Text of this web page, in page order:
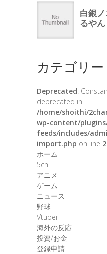
カテゴリー
Deprecated:
deprecated in
/home/shoithi/
wp-content/
feeds/includes/
import.php on line
ホーム
5ch
アニメ
ゲーム
ニュース
野球
Vtuber
海外の反応
投資/お金
登録申請